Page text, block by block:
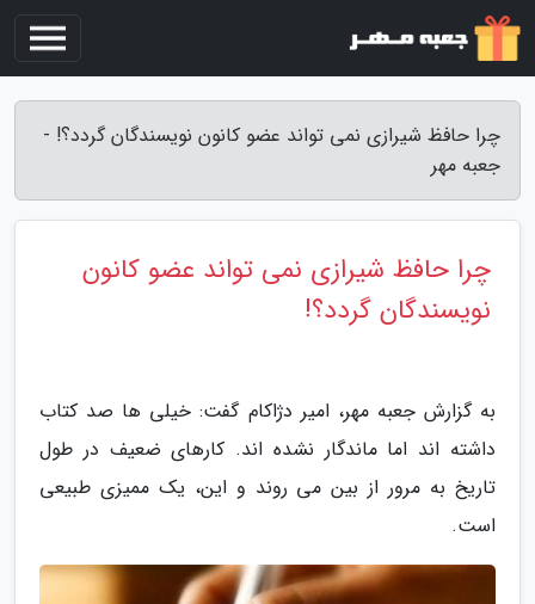
چرا حافظ شیرازی نمی تواند عضو کانون نویسندگان گردد؟! -
جعبه مهر
چرا حافظ شیرازی نمی تواند عضو کانون
نویسندگان گردد؟!
به گزارش جعبه مهر، امیر دژاکام گفت: خیلی ها صد کتاب
داشته اند اما ماندگار نشده اند. کارهای ضعیف در طول
تاریخ به مرور از بین می روند و این، یک ممیزی طبیعی
است.